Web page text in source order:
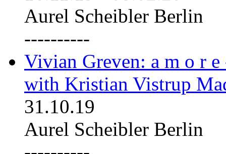
Aurel Scheibler Berlin
----------
Vivian Greven: a m o r
with Kristian Vistrup
31.10.19
Aurel Scheibler Berlin